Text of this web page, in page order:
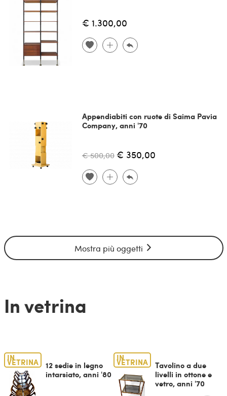
€ 1.300,00
Appendiabiti con ruote di Saima Pavia
Company, anni '70
€ 500,00 € 350,00
Mostra più oggetti
In vetrina
IN
VETRINA
12 sedie in legno
intarsiato, anni '80
IN
VETRINA
Tavolino a due
livelli in ottone e
vetro, anni '70